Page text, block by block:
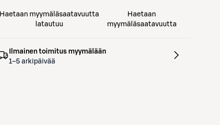
Haetaan myymäläsaatavuutta
latautuu
Haetaan
myymäläsaatavuutta
Ilmainen toimitus myymälään
1–5 arkipäivää